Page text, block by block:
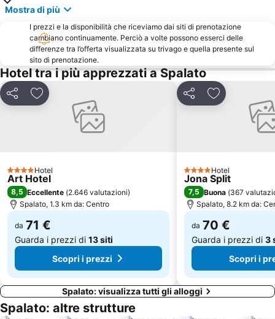
Museo Civico di Spalato
Dubovica
Mostra di più
I prezzi e la disponibilità che riceviamo dai siti di prenotazione
cambiano continuamente. Perciò a volte possono esserci delle
differenze tra l’offerta visualizzata su trivago e quella presente sul
sito di prenotazione.
Hotel tra i più apprezzati a Spalato
CondividiAggiungi ai preferiti
4 StelleHotel
Art Hotel
8,5 Eccellente (2.646 valutazioni)
Spalato, 1.3 km da: Centro
da 71 €
Guarda i prezzi di 13 siti
Scopri i prezzi
CondividiAggiungi ai
4 StelleHotel
Jona Split
7,5 Buona (367
Spalato, 8.2 km da:
da 70 €
Guarda i prezzi di 3
Scopri i
Spalato: visualizza tutti gli alloggi
Spalato: altre strutture